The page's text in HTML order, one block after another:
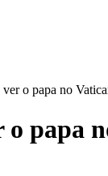
o papa no
o papa